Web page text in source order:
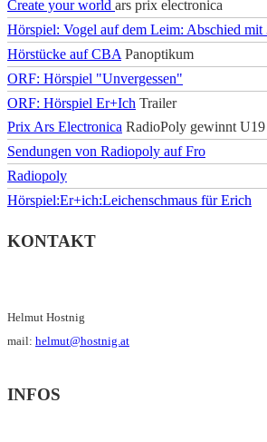
Create your world ars prix electronica
Hörspiel: Vogel auf dem Leim: Abschied mit
Hörstücke auf CBA Panoptikum
ORF: Hörspiel "Unvergessen"
ORF: Hörspiel Er+Ich Trailer
Prix Ars Electronica RadioPoly gewinnt
Sendungen von Radiopoly auf Fro
Radiopoly
Hörspiel:Er+ich:Leichenschmaus für Erich
KONTAKT
Helmut Hostnig
mail: helmut@hostnig.at
INFOS